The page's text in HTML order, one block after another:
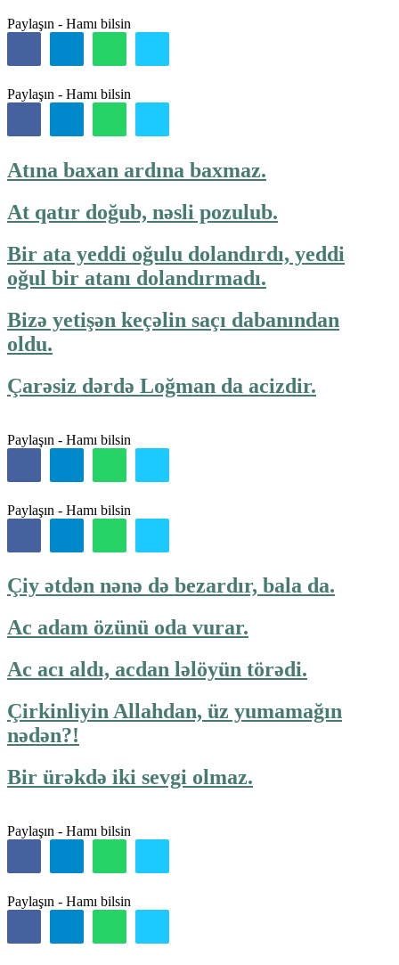
Paylaşın - Hamı bilsin
Paylaşın - Hamı bilsin
Atına baxan ardına baxmaz.
At qatır doğub, nəsli pozulub.
Bir ata yeddi oğulu dolandırdı, yeddi
oğul bir atanı dolandırmadı.
Bizə yetişən keçəlin saçı dabanından
oldu.
Çarəsiz dərdə Loğman da acizdir.
Paylaşın - Hamı bilsin
Paylaşın - Hamı bilsin
Çiy ətdən nənə də bezardır, bala da.
Ac adam özünü oda vurar.
Ac acı aldı, acdan ləlöyün törədi.
Çirkinliyin Allahdan, üz yumamağın
nədən?!
Bir ürəkdə iki sevgi olmaz.
Paylaşın - Hamı bilsin
Paylaşın - Hamı bilsin